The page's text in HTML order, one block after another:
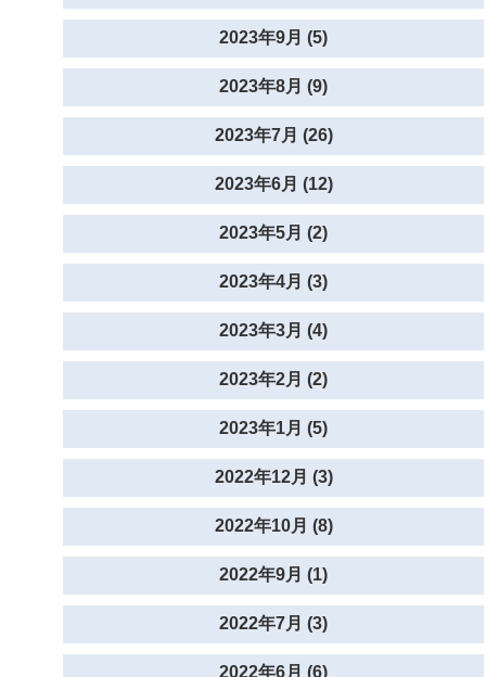
2023年9月 (5)
2023年8月 (9)
2023年7月 (26)
2023年6月 (12)
2023年5月 (2)
2023年4月 (3)
2023年3月 (4)
2023年2月 (2)
2023年1月 (5)
2022年12月 (3)
2022年10月 (8)
2022年9月 (1)
2022年7月 (3)
2022年6月 (6)